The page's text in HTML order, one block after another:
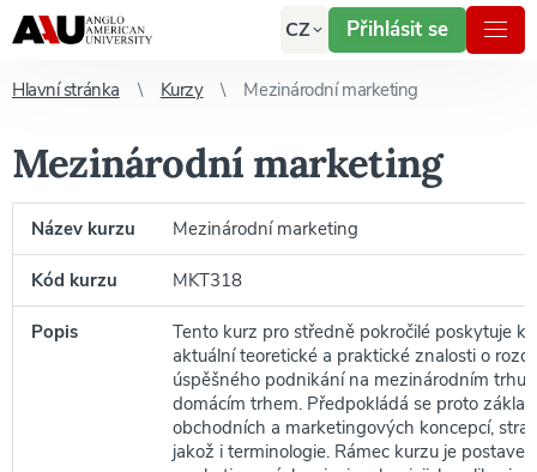
CZ Přihlásit se
Hlavní stránka Kurzy Mezinárodní marketing
Mezinárodní marketing
Název kurzu Mezinárodní marketing
Kód kurzu MKT318
Popis
Tento kurz pro středně pokročilé poskytuje
aktuální teoretické a praktické znalosti o
úspěšného podnikání na mezinárodním trhu
domácím trhem. Předpokládá se proto
obchodních a marketingových koncepcí,
jakož i terminologie. Rámec kurzu je